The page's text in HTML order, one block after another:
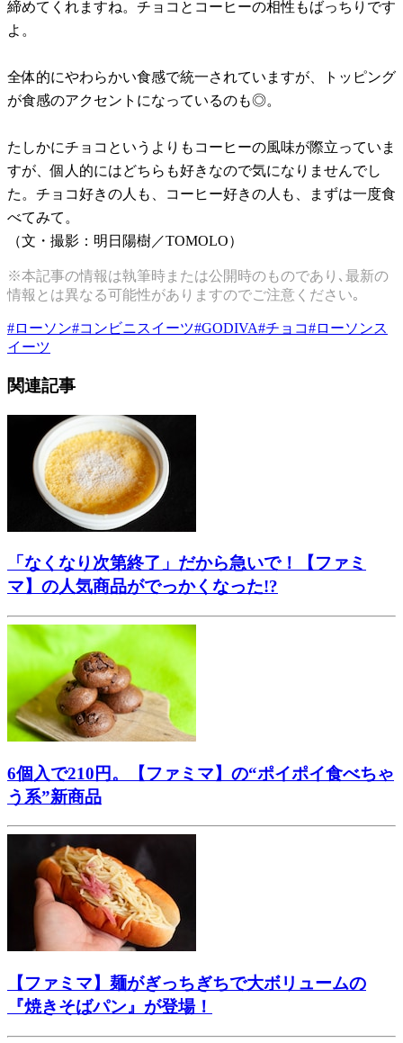
締めてくれますね。チョコとコーヒーの相性もばっちりです
よ。
全体的にやわらかい食感で統一されていますが、トッピング
が食感のアクセントになっているのも◎。
たしかにチョコというよりもコーヒーの風味が際立っていま
すが、個人的にはどちらも好きなので気になりませんでし
た。チョコ好きの人も、コーヒー好きの人も、まずは一度食
べてみて。
（文・撮影：明日陽樹／TOMOLO）
※本記事の情報は執筆時または公開時のものであり､最新の
情報とは異なる可能性がありますのでご注意ください｡
#ローソン#コンビニスイーツ#GODIVA#チョコ#ローソンス
イーツ
関連記事
「なくなり次第終了」だから急いで！【ファミ
マ】の人気商品がでっかくなった!?
6個入で210円。【ファミマ】の“ポイポイ食べちゃ
う系”新商品
【ファミマ】麺がぎっちぎちで大ボリュームの
『焼きそばパン』が登場！